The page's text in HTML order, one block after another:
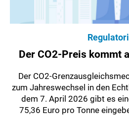
Der CO2-Preis kommt
Der CO2-
zum Jahreswechsel in den
dem 7. April 2026 gibt es
75,36 Euro pro Tonne